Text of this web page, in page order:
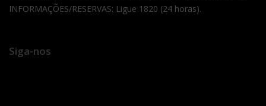
INFORMAÇÕES/RESERVAS: Ligue 1820 (24 horas).
Siga-nos